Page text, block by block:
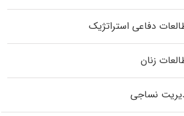
دفاعی استراتژیک
زنان
نساجی